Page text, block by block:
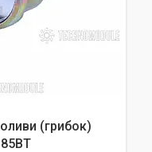
(грибок)